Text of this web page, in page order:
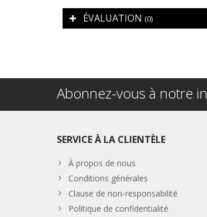
ÉVALUATION (0)
Abonnez-vous à notre
SERVICE À LA CLIENTÈLE
À propos de nous
Conditions générales
Clause de non-responsabilité
Politique de confidentialité